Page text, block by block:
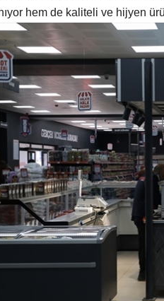
hem de kaliteli ve hijyen